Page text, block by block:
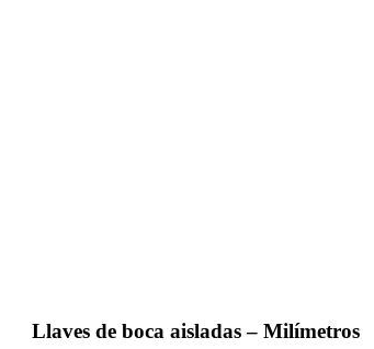
Llaves de boca aisladas – Milímetros